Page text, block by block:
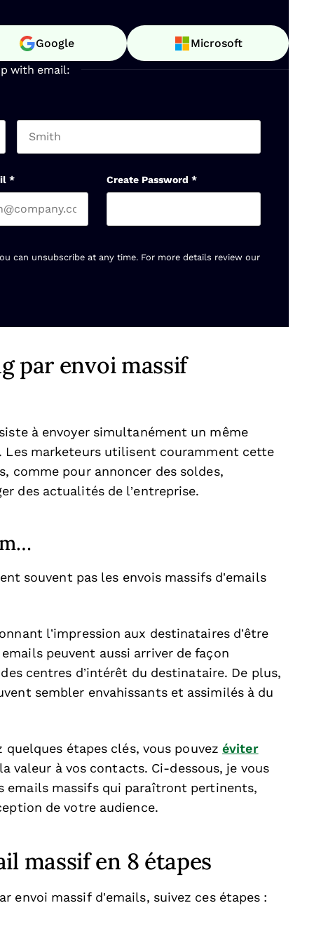
Google Microsoft
with email:
* Create Password *
can unsubscribe at any time. For more details review our
par envoi massif
à envoyer simultanément un même
Les marketeurs utilisent couramment cette
comme pour annoncer des soldes,
des actualités de l’entreprise.
souvent pas les envois massifs d’emails
l’impression aux destinataires d’être
peuvent aussi arriver de façon
centres d’intérêt du destinataire. De plus,
sembler envahissants et assimilés à du
quelques étapes clés, vous pouvezéviter
valeur à vos contacts. Ci-dessous, je vous
emails massifs qui paraîtront pertinents,
de votre audience.
massif en 8 étapes
envoi massif d’emails, suivez ces étapes :